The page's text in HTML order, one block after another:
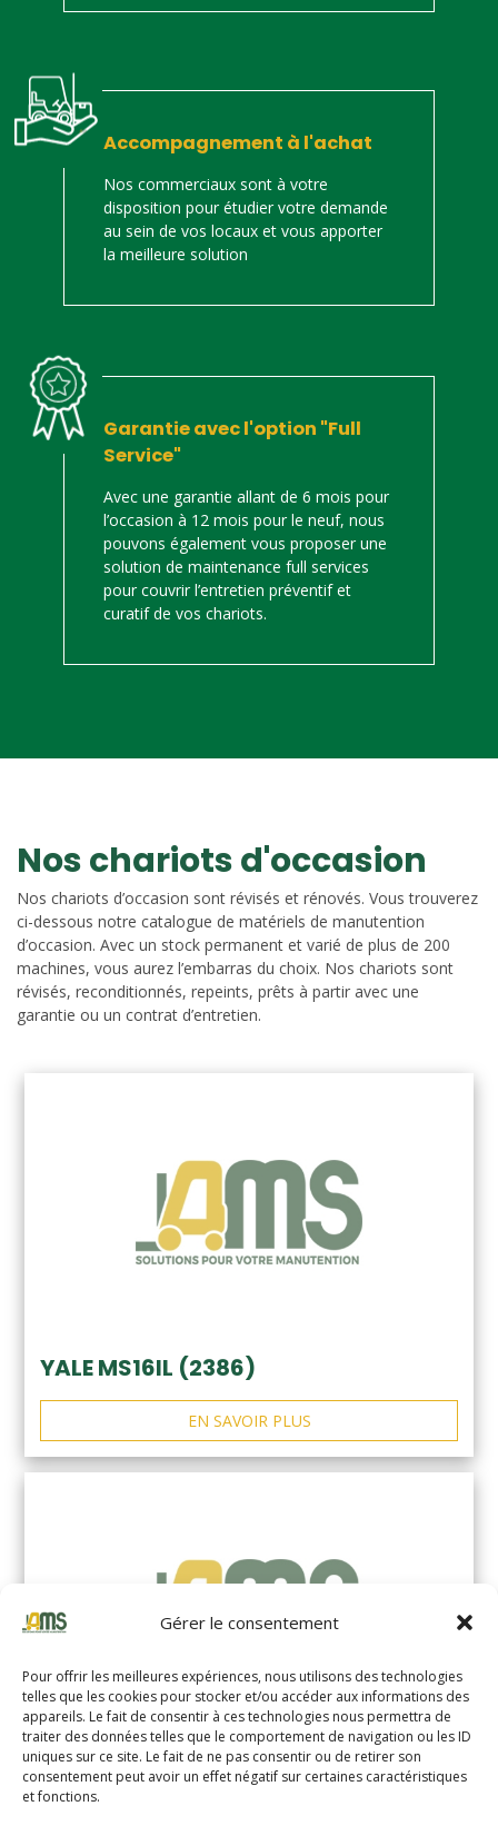
Gérer le consentement
Pour offrir les meilleures expériences, nous utilisons des technologies
telles que les cookies pour stocker et/ou accéder aux informations des
appareils. Le fait de consentir à ces technologies nous permettra de
traiter des données telles que le comportement de navigation ou les ID
uniques sur ce site. Le fait de ne pas consentir ou de retirer son
consentement peut avoir un effet négatif sur certaines caractéristiques
et fonctions.
Accompagnement à l'achat
Nos commerciaux sont à votre
disposition pour étudier votre demande
au sein de vos locaux et vous apporter
la meilleure solution
Garantie avec l'option "Full
Service"
Avec une garantie allant de 6 mois pour
l’occasion à 12 mois pour le neuf, nous
pouvons également vous proposer une
solution de maintenance full services
pour couvrir l’entretien préventif et
curatif de vos chariots.
Nos chariots d'occasion
Nos chariots d’occasion sont révisés et rénovés. Vous trouverez
ci-dessous notre catalogue de matériels de manutention
d’occasion. Avec un stock permanent et varié de plus de 200
machines, vous aurez l’embarras du choix. Nos chariots sont
révisés, reconditionnés, repeints, prêts à partir avec une
garantie ou un contrat d’entretien.
YALE MS16IL (2386)
EN SAVOIR PLUS
YALE MS14XIL (2510)